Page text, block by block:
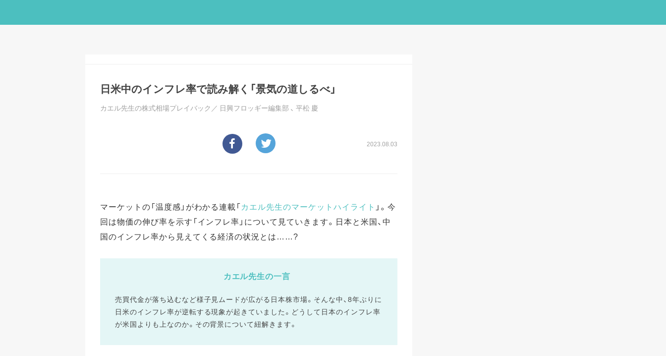
日米中のインフレ率で読み解く「景気の道しるべ」
カエル先生の株式相場プレイバック／ 日興フロッギー編集部 、 平松 慶
2023.08.03
マーケットの「温度感」がわかる連載「カエル先生のマーケットハイライト 」。今
回は物価の伸び率を示す「インフレ率」について見ていきます。日本と米国、中
国のインフレ率から見えてくる経済の状況とは……?
カエル先生の一言
売買代金が落ち込むなど様子見ムードが広がる日本株市場。そんな中、8年ぶりに
日米のインフレ率が逆転する現象が起きていました。どうして日本のインフレ率
が米国よりも上なのか。その背景について紐解きます。